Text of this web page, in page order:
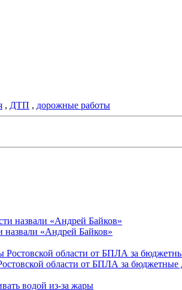
, ДТП , дорожные работы
назвали «Андрей Байков»
области от БПЛА за бюджетные